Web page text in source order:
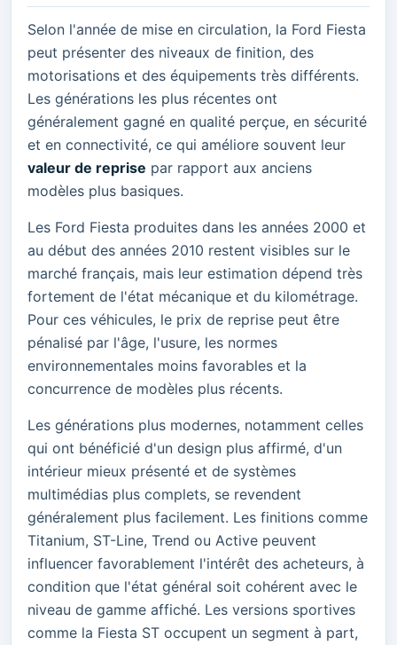
Selon l'année de mise en circulation, la Ford Fiesta
peut présenter des niveaux de finition, des
motorisations et des équipements très différents.
Les générations les plus récentes ont
généralement gagné en qualité perçue, en sécurité
et en connectivité, ce qui améliore souvent leur
valeur de reprise par rapport aux anciens
modèles plus basiques.
Les Ford Fiesta produites dans les années 2000 et
au début des années 2010 restent visibles sur le
marché français, mais leur estimation dépend très
fortement de l'état mécanique et du kilométrage.
Pour ces véhicules, le prix de reprise peut être
pénalisé par l'âge, l'usure, les normes
environnementales moins favorables et la
concurrence de modèles plus récents.
Les générations plus modernes, notamment celles
qui ont bénéficié d'un design plus affirmé, d'un
intérieur mieux présenté et de systèmes
multimédias plus complets, se revendent
généralement plus facilement. Les finitions comme
Titanium, ST-Line, Trend ou Active peuvent
influencer favorablement l'intérêt des acheteurs, à
condition que l'état général soit cohérent avec le
niveau de gamme affiché. Les versions sportives
comme la Fiesta ST occupent un segment à part,